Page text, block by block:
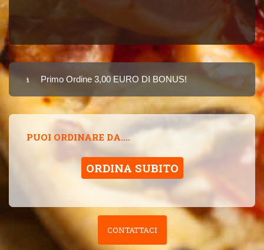
Primo Ordine 3,00 EURO DI BONUS!
8 PUNTI 3,00
PUOI ORDINARE DA....
ORDINA SUBITO
CONTATTACI